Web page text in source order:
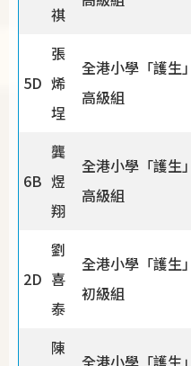
祺
5D
張
烯
埕
全港小學「護生
高級組
6B
龔
煜
翔
全港小學「護生
高級組
2D
劉
喜
泰
全港小學「護生
初級組
陳